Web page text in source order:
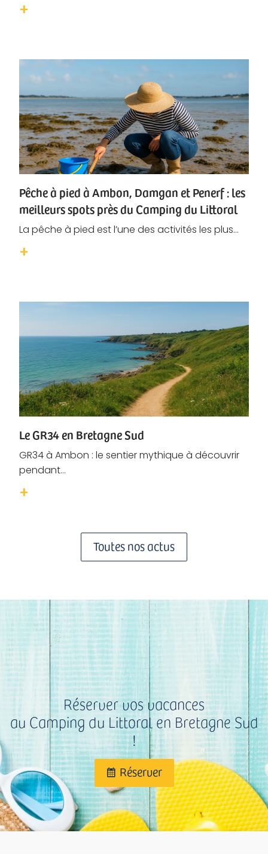
Pêche à pied à Ambon, Damgan et Penerf : les
meilleurs spots près du Camping du Littoral
La pêche à pied est l’une des activités les plus...
Le GR34 en Bretagne Sud
GR34 à Ambon : le sentier mythique à découvrir
pendant...
Toutes nos actus
Réserver vos vacances
au Camping du Littoral en Bretagne Sud
!
Réserver